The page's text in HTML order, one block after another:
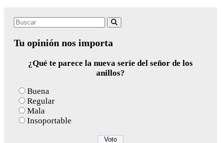
Search
Tu opinión nos importa
¿Qué te parece la nueva serie del señor de los
anillos?
Buena
Regular
Mala
Insoportable